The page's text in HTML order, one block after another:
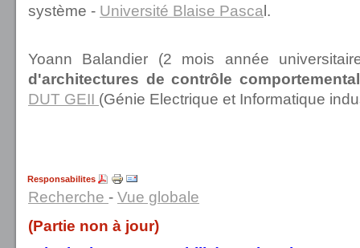
système - Université Blaise Pascal.
Yoann Balandier (2 mois année
d'architectures de contrôle
DUT GEII (Génie Electrique et Informatique
Responsabilites
Recherche - Vue globale
(Partie non à jour)